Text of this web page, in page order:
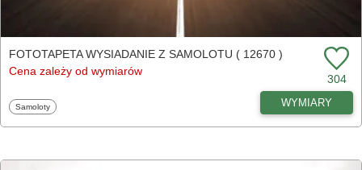
FOTOTAPETA WYSIADANIE Z SAMOLOTU ( 12670 )
Cena zależy od wymiarów
304
Fototapety
Samoloty WYMIARY